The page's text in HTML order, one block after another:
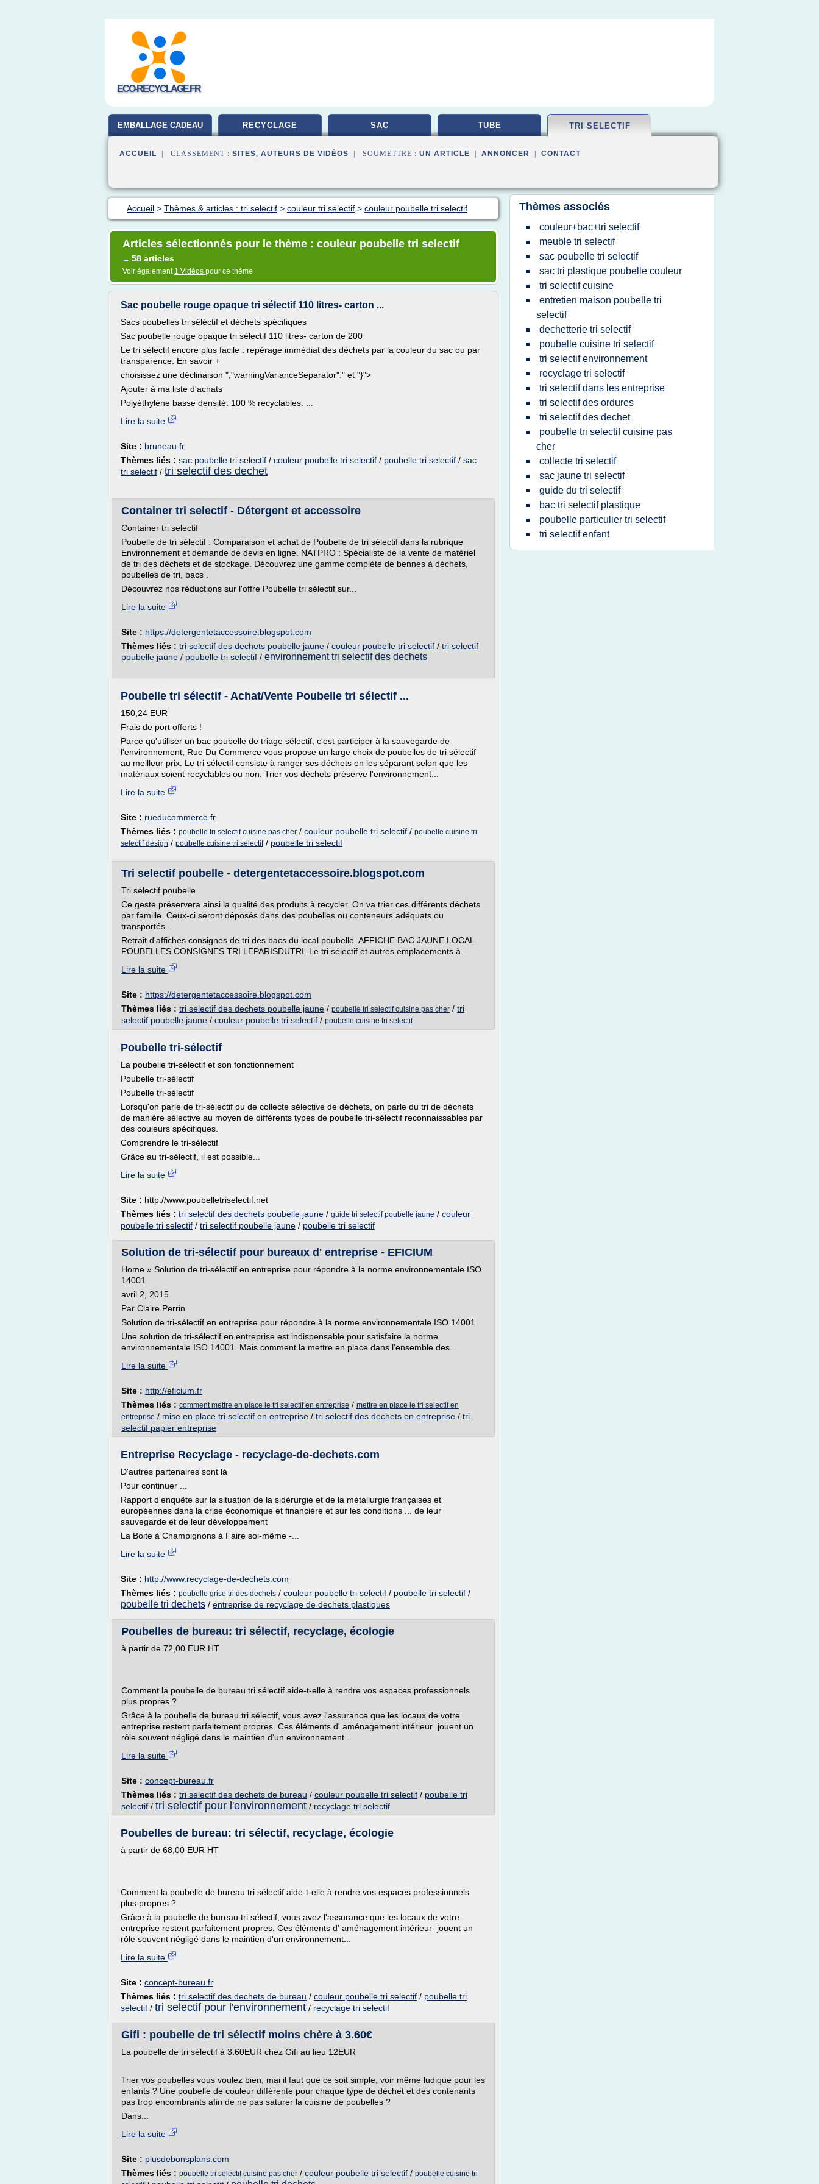
ECO-RECYCLAGE.FR
EMBALLAGE CADEAU RECYCLAGE SAC TUBE TRI SELECTIF
ACCUEIL | CLASSEMENT : SITES, AUTEURS DE VIDÉOS | SOUMETTRE : UN ARTICLE ANNONCER CONTACT
Accueil > Thèmes & articles : tri selectif > couleur tri selectif > couleur poubelle tri selectif
Articles sélectionnés pour le thème : couleur poubelle tri selectif
→ 58 articles
Voir également 1 Vidéos pour ce thème
Sac poubelle rouge opaque tri sélectif 110 litres- carton ...
Sacs poubelles tri séléctif et déchets spécifiques
Sac poubelle rouge opaque tri sélectif 110 litres- carton de 200
Le tri sélectif encore plus facile : repérage immédiat des déchets par la couleur du sac ou par
transparence. En savoir +
choisissez une déclinaison ","warningVarianceSeparator":" et "}">
Ajouter à ma liste d'achats
Polyéthylène basse densité. 100 % recyclables. ...
Lire la suite
Site : bruneau.fr
Thèmes liés : sac poubelle tri selectif / couleur poubelle tri selectif / poubelle tri selectif / sac
tri selectif / tri selectif des dechet
Container tri selectif - Détergent et accessoire
Container tri selectif
Poubelle de tri sélectif : Comparaison et achat de Poubelle de tri sélectif dans la rubrique
Environnement et demande de devis en ligne. NATPRO : Spécialiste de la vente de matériel
de tri des déchets et de stockage. Découvrez une gamme complète de bennes à déchets,
poubelles de tri, bacs .
Découvrez nos réductions sur l'offre Poubelle tri sélectif sur...
Lire la suite
Site : https://detergentetaccessoire.blogspot.com
Thèmes liés : tri selectif des dechets poubelle jaune / couleur poubelle tri selectif / tri selectif
poubelle jaune / poubelle tri selectif / environnement tri selectif des dechets
Poubelle tri sélectif - Achat/Vente Poubelle tri sélectif ...
150,24 EUR
Frais de port offerts !
Parce qu'utiliser un bac poubelle de triage sélectif, c'est participer à la sauvegarde de
l'environnement, Rue Du Commerce vous propose un large choix de poubelles de tri sélectif
au meilleur prix. Le tri sélectif consiste à ranger ses déchets en les séparant selon que les
matériaux soient recyclables ou non. Trier vos déchets préserve l'environnement...
Lire la suite
Site : rueducommerce.fr
Thèmes liés : poubelle tri selectif cuisine pas cher / couleur poubelle tri selectif / poubelle cuisine tri
selectif design / poubelle cuisine tri selectif/ poubelle tri selectif
Tri selectif poubelle - detergentetaccessoire.blogspot.com
Tri selectif poubelle
Ce geste préservera ainsi la qualité des produits à recycler. On va trier ces différents déchets
par famille. Ceux-ci seront déposés dans des poubelles ou conteneurs adéquats ou
transportés .
Retrait d'affiches consignes de tri des bacs du local poubelle. AFFICHE BAC JAUNE LOCAL
POUBELLES CONSIGNES TRI LEPARISDUTRI. Le tri sélectif et autres emplacements à...
Lire la suite
Site : https://detergentetaccessoire.blogspot.com
Thèmes liés : tri selectif des dechets poubelle jaune / poubelle tri selectif cuisine pas cher / tri
selectif poubelle jaune / couleur poubelle tri selectif / poubelle cuisine tri selectif
Poubelle tri-sélectif
La poubelle tri-sélectif et son fonctionnement
Poubelle tri-sélectif
Poubelle tri-sélectif
Lorsqu'on parle de tri-sélectif ou de collecte sélective de déchets, on parle du tri de déchets
de manière sélective au moyen de différents types de poubelle tri-sélectif reconnaissables par
des couleurs spécifiques.
Comprendre le tri-sélectif
Grâce au tri-sélectif, il est possible...
Lire la suite
Site : http://www.poubelletriselectif.net
Thèmes liés : tri selectif des dechets poubelle jaune / guide tri selectif poubelle jaune / couleur
poubelle tri selectif / tri selectif poubelle jaune / poubelle tri selectif
Solution de tri-sélectif pour bureaux d' entreprise - EFICIUM
Home » Solution de tri-sélectif en entreprise pour répondre à la norme environnementale ISO
14001
avril 2, 2015
Par Claire Perrin
Solution de tri-sélectif en entreprise pour répondre à la norme environnementale ISO 14001
Une solution de tri-sélectif en entreprise est indispensable pour satisfaire la norme
environnementale ISO 14001. Mais comment la mettre en place dans l'ensemble des...
Lire la suite
Site : http://eficium.fr
Thèmes liés : comment mettre en place le tri selectif en entreprise / mettre en place le tri selectif en
entreprise / mise en place tri selectif en entreprise / tri selectif des dechets en entreprise / tri
selectif papier entreprise
Entreprise Recyclage - recyclage-de-dechets.com
D'autres partenaires sont là
Pour continuer ...
Rapport d'enquête sur la situation de la sidérurgie et de la métallurgie françaises et
européennes dans la crise économique et financière et sur les conditions ... de leur
sauvegarde et de leur développement
La Boite à Champignons à Faire soi-même -...
Lire la suite
Site : http://www.recyclage-de-dechets.com
Thèmes liés : poubelle grise tri des dechets / couleur poubelle tri selectif / poubelle tri selectif /
poubelle tri dechets / entreprise de recyclage de dechets plastiques
Poubelles de bureau: tri sélectif, recyclage, écologie
à partir de 72,00 EUR HT
Comment la poubelle de bureau tri sélectif aide-t-elle à rendre vos espaces professionnels
plus propres ?
Grâce à la poubelle de bureau tri sélectif, vous avez l'assurance que les locaux de votre
entreprise restent parfaitement propres. Ces éléments d' aménagement intérieur jouent un
rôle souvent négligé dans le maintien d'un environnement...
Lire la suite
Site : concept-bureau.fr
Thèmes liés : tri selectif des dechets de bureau / couleur poubelle tri selectif / poubelle tri
selectif / tri selectif pour l'environnement / recyclage tri selectif
Poubelles de bureau: tri sélectif, recyclage, écologie
à partir de 68,00 EUR HT
Comment la poubelle de bureau tri sélectif aide-t-elle à rendre vos espaces professionnels
plus propres ?
Grâce à la poubelle de bureau tri sélectif, vous avez l'assurance que les locaux de votre
entreprise restent parfaitement propres. Ces éléments d' aménagement intérieur jouent un
rôle souvent négligé dans le maintien d'un environnement...
Lire la suite
Site : concept-bureau.fr
Thèmes liés : tri selectif des dechets de bureau / couleur poubelle tri selectif / poubelle tri
selectif / tri selectif pour l'environnement / recyclage tri selectif
Gifi : poubelle de tri sélectif moins chère à 3.60€
La poubelle de tri sélectif à 3.60EUR chez Gifi au lieu 12EUR
Trier vos poubelles vous voulez bien, mai il faut que ce soit simple, voir même ludique pour les
enfants ? Une poubelle de couleur différente pour chaque type de déchet et des contenants
pas trop encombrants afin de ne pas saturer la cuisine de poubelles ?
Dans...
Lire la suite
Site : plusdebonsplans.com
Thèmes liés : poubelle tri selectif cuisine pas cher / couleur poubelle tri selectif / poubelle cuisine tri
Thèmes associés
couleur+bac+tri selectif
meuble tri selectif
sac poubelle tri selectif
sac tri plastique poubelle couleur
tri selectif cuisine
entretien maison poubelle tri
selectif
dechetterie tri selectif
poubelle cuisine tri selectif
tri selectif environnement
recyclage tri selectif
tri selectif dans les entreprise
tri selectif des ordures
tri selectif des dechet
poubelle tri selectif cuisine pas
cher
collecte tri selectif
sac jaune tri selectif
guide du tri selectif
bac tri selectif plastique
poubelle particulier tri selectif
tri selectif enfant